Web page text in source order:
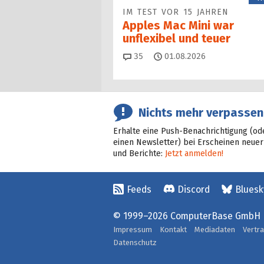
IM TEST VOR 15 JAHREN
Apples Mac Mini war
unflexibel und teuer
35 Kommentare
01.08.2026
Nichts mehr
Erhalte eine Push-Benachrichtigung
einen Newsletter) bei Erscheinen
und Berichte: Jetzt anmelden!
Feeds Discord
© 1999–2026 ComputerBase GmbH
Impressum Kontakt Mediadaten
Datenschutz